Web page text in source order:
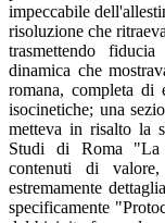
impeccabile
risoluzione che
trasmettendo
dinamica che
romana, completa di
isocinetiche; una
metteva in risalto la
Studi di Roma "La
contenuti di
estremamente
specificamente